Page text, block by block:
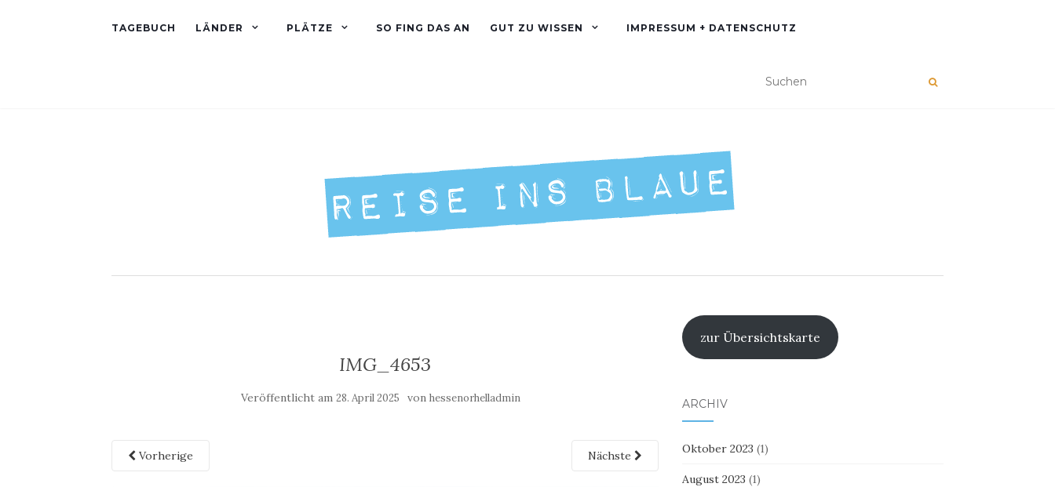
TAGEBUCH LÄNDER PLÄTZE SO FING DAS AN GUT ZU WISSEN IMPRESSUM + DATENSCHUTZ
IMG_4653
Veröffentlicht am28. April 2025 vonhessenorhelladmin
Vorherige Nächste
zur Übersichtskarte
ARCHIV
Oktober 2023 (1)
August 2023 (1)